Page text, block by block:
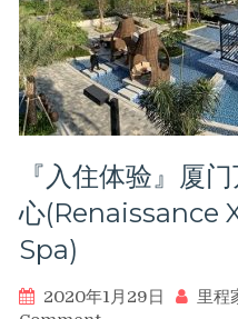
中
2000
积
分
价
值
十
元
『入住体验』厦
心(Renaissance
Spa)
2020年1月29日 里程